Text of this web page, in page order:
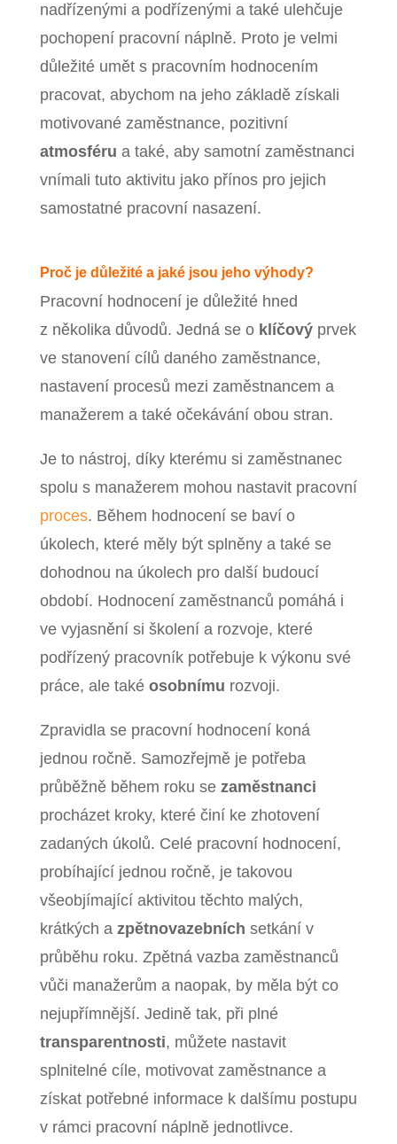
nadřízenými a podřízenými a také ulehčuje
pochopení pracovní náplně. Proto je velmi
důležité umět s pracovním hodnocením
pracovat, abychom na jeho základě získali
motivované zaměstnance, pozitivní
atmosféru a také, aby samotní zaměstnanci
vnímali tuto aktivitu jako přínos pro jejich
samostatné pracovní nasazení.
Proč je důležité a jaké jsou jeho výhody?
Pracovní hodnocení je důležité hned
z několika důvodů. Jedná se o klíčovýprvek
ve stanovení cílů daného zaměstnance,
nastavení procesů mezi zaměstnancem a
manažerem a také očekávání obou stran.
Je to nástroj, díky kterému si zaměstnanec
spolu s manažerem mohou nastavit pracovní
proces. Během hodnocení se baví o
úkolech, které měly být splněny a také se
dohodnou na úkolech pro další budoucí
období. Hodnocení zaměstnanců pomáhá i
ve vyjasnění si školení a rozvoje, které
podřízený pracovník potřebuje k výkonu své
práce, ale také osobnímu rozvoji.
Zpravidla se pracovní hodnocení koná
jednou ročně. Samozřejmě je potřeba
průběžně během roku se zaměstnanci
procházet kroky, které činí ke zhotovení
zadaných úkolů. Celé pracovní hodnocení,
probíhající jednou ročně, je takovou
všeobjímající aktivitou těchto malých,
krátkých a zpětnovazebních setkání v
průběhu roku. Zpětná vazba zaměstnanců
vůči manažerům a naopak, by měla být co
nejupřímnější. Jedině tak, při plné
transparentnosti, můžete nastavit
splnitelné cíle, motivovat zaměstnance a
získat potřebné informace k dalšímu postupu
v rámci pracovní náplně jednotlivce.